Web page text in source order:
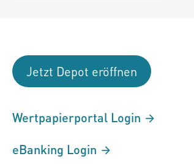
Jetzt Depot eröffnen
Wertpapierportal Login
eBanking Login